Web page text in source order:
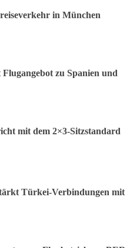
in München
zu Spanien und
mit dem 2×3-Sitzstandard
Türkei-Verbindungen mit